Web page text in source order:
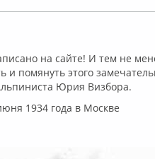
на сайте! И тем не
помянуть этого
Юрия Визбора.
1934 года в Москве